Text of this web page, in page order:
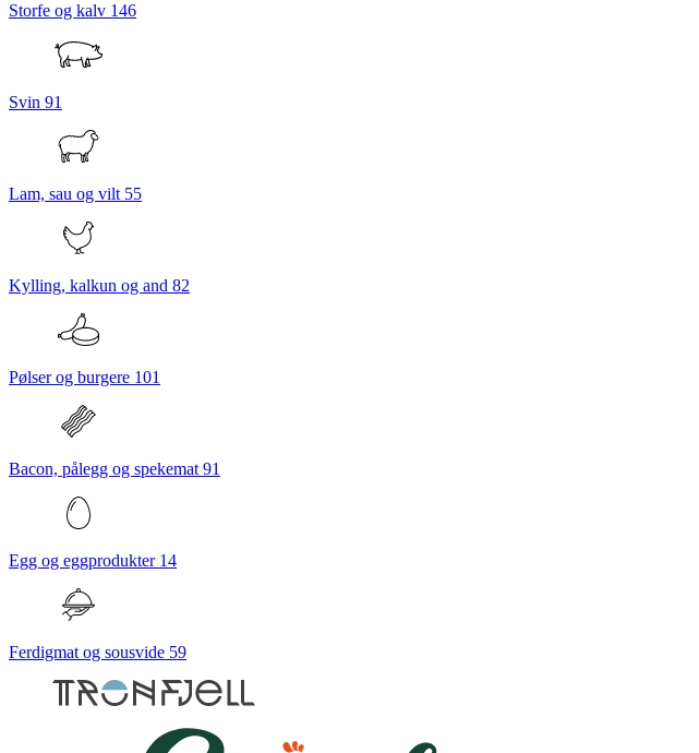
Storfe og kalv 146
Svin 91
Lam, sau og vilt 55
Kylling, kalkun og and 82
Pølser og burgere 101
Bacon, pålegg og spekemat 91
Egg og eggprodukter 14
Ferdigmat og sousvide 59